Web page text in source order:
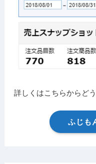
詳しくはこちらからどう
ふじも